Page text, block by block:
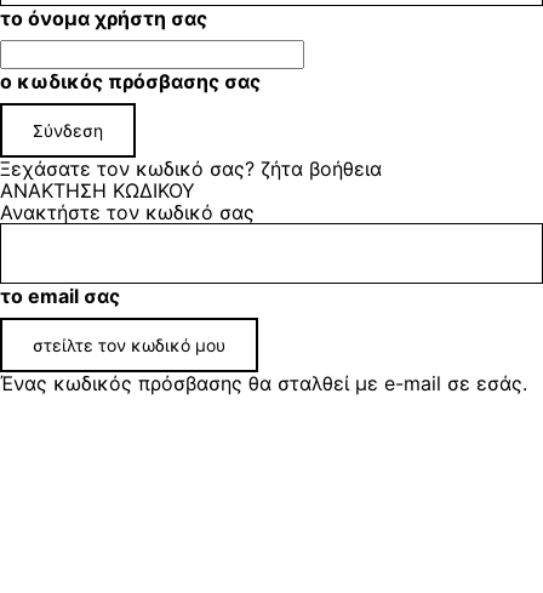
το όνομα χρήστη σας
ο κωδικός πρόσβασης σας
Ξεχάσατε τον κωδικό σας? ζήτα βοήθεια
ΑΝΑΚΤΗΣΗ ΚΩΔΙΚΟΥ
Ανακτήστε τον κωδικό σας
το email σας
Ένας κωδικός πρόσβασης θα σταλθεί με e-mail σε εσάς.